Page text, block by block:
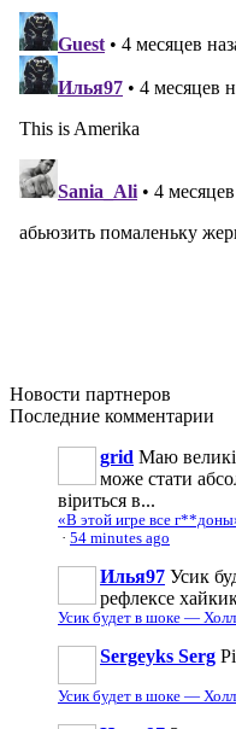
Новости партнеров
Последние комментарии
grid Маю
може стати
віриться в...
«В этой игре все
· 54 minutes ago
Илья97 Усик
рефлексе
Усик будет в шоке —
Sergeyks Serg
Усик будет в шоке —